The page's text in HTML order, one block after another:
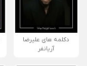
دکلمه های علیرضا
آریانفر